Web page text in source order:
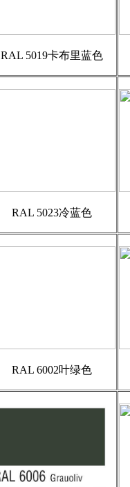
RAL 5019卡布里蓝色
RAL 5023冷蓝色
RAL 6002叶绿色